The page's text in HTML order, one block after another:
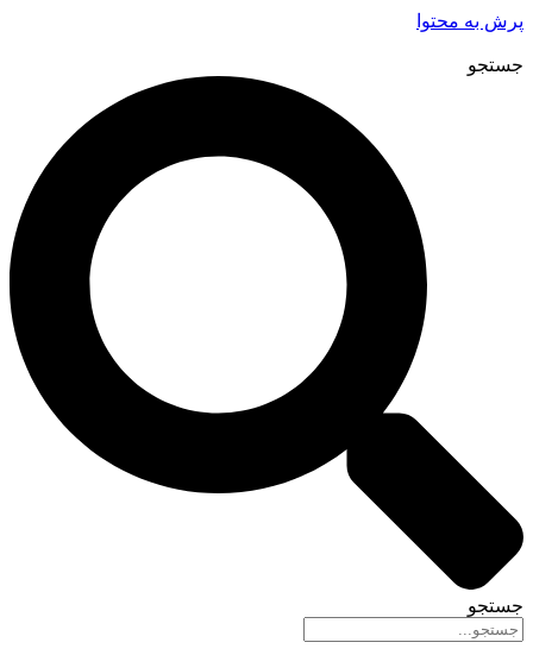
پرش به محتوا
جستجو
جستجو